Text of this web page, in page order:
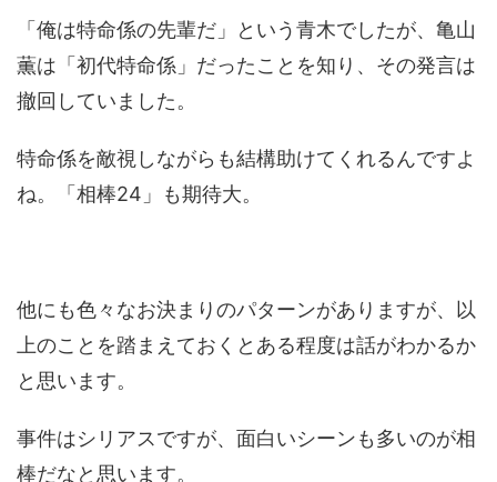
「俺は特命係の先輩だ」という青木でしたが、亀山
薫は「初代特命係」だったことを知り、その発言は
撤回していました。
特命係を敵視しながらも結構助けてくれるんですよ
ね。「相棒24」も期待大。
他にも色々なお決まりのパターンがありますが、以
上のことを踏まえておくとある程度は話がわかるか
と思います。
事件はシリアスですが、面白いシーンも多いのが相
棒だなと思います。